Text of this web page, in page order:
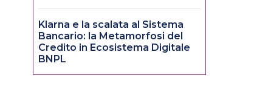
Klarna e la scalata al Sistema
Bancario: la Metamorfosi del
Credito in Ecosistema Digitale
BNPL